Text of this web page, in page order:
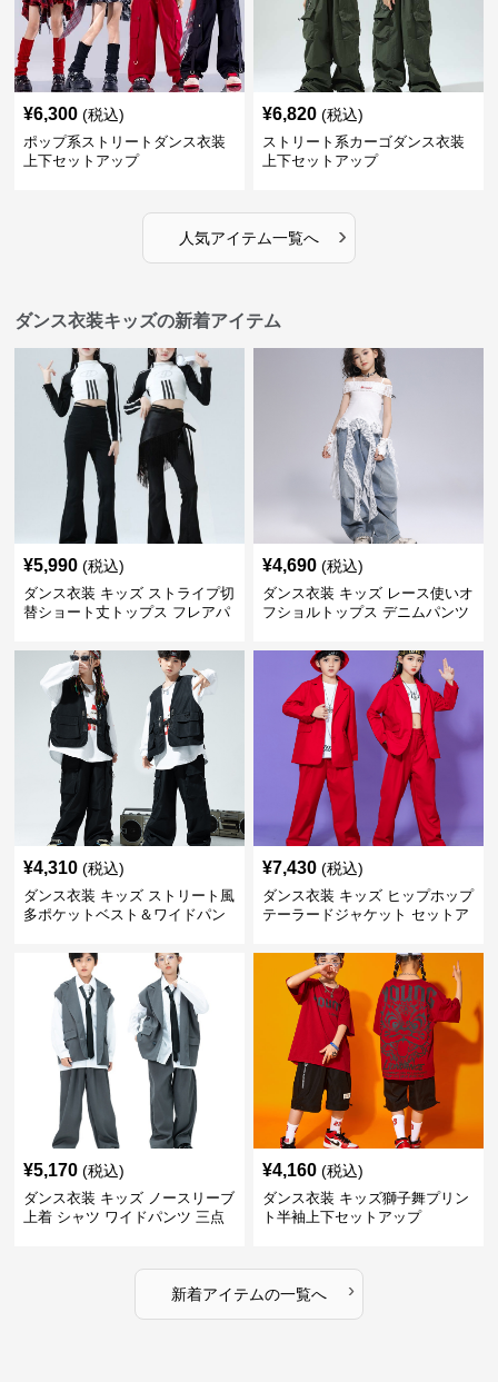
¥6,300 (税込)
ポップ系ストリートダンス衣装
上下セットアップ
¥6,820 (税込)
ストリート系カーゴダンス衣装
上下セットアップ
人気アイテム一覧へ ›
ダンス衣装キッズの新着アイテム
¥5,990 (税込)
ダンス衣装 キッズ ストライプ切
替ショート丈トップス フレアパ
¥4,690 (税込)
ダンス衣装 キッズ レース使いオ
フショルトップス デニムパンツ
¥4,310 (税込)
ダンス衣装 キッズ ストリート風
多ポケットベスト＆ワイドパン
¥7,430 (税込)
ダンス衣装 キッズ ヒップホップ
テーラードジャケット セットア
¥5,170 (税込)
ダンス衣装 キッズ ノースリーブ
上着 シャツ ワイドパンツ 三点
¥4,160 (税込)
ダンス衣装 キッズ獅子舞プリン
ト半袖上下セットアップ
新着アイテムの一覧へ ›